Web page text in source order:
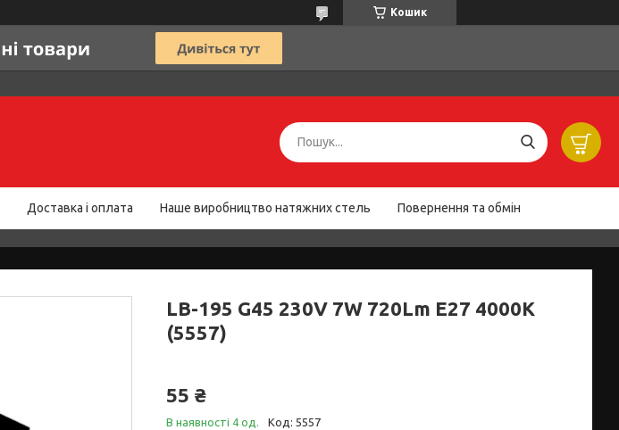
Кошик
Доставка і оплата Наше виробництво натяжних стель Повернення та обмін
LB-195 G45 230V 7W 720Lm E27 4000K
(5557)
55 ₴
В наявності 4 од. Код: 5557